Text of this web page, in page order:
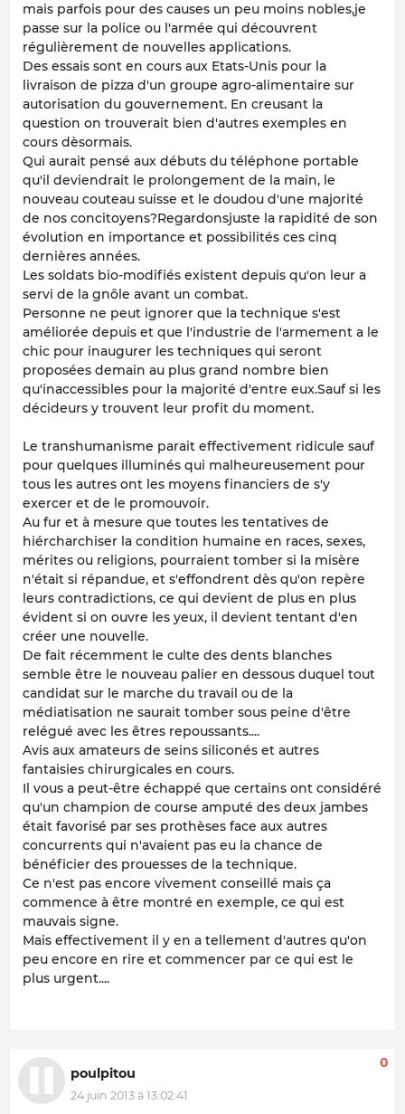
mais parfois pour des causes un peu moins nobles,je
passe sur la police ou l'armée qui découvrent
régulièrement de nouvelles applications.
Des essais sont en cours aux Etats-Unis pour la
livraison de pizza d'un groupe agro-alimentaire sur
autorisation du gouvernement. En creusant la
question on trouverait bien d'autres exemples en
cours dèsormais.
Qui aurait pensé aux débuts du téléphone portable
qu'il deviendrait le prolongement de la main, le
nouveau couteau suisse et le doudou d'une majorité
de nos concitoyens?Regardonsjuste la rapidité de son
évolution en importance et possibilités ces cinq
dernières années.
Les soldats bio-modifiés existent depuis qu'on leur a
servi de la gnôle avant un combat.
Personne ne peut ignorer que la technique s'est
améliorée depuis et que l'industrie de l'armement a le
chic pour inaugurer les techniques qui seront
proposées demain au plus grand nombre bien
qu'inaccessibles pour la majorité d'entre eux.Sauf si les
décideurs y trouvent leur profit du moment.
Le transhumanisme parait effectivement ridicule sauf
pour quelques illuminés qui malheureusement pour
tous les autres ont les moyens financiers de s'y
exercer et de le promouvoir.
Au fur et à mesure que toutes les tentatives de
hiércharchiser la condition humaine en races, sexes,
mérites ou religions, pourraient tomber si la misère
n'était si répandue, et s'effondrent dès qu'on repère
leurs contradictions, ce qui devient de plus en plus
évident si on ouvre les yeux, il devient tentant d'en
créer une nouvelle.
De fait récemment le culte des dents blanches
semble être le nouveau palier en dessous duquel tout
candidat sur le marche du travail ou de la
médiatisation ne saurait tomber sous peine d'être
relégué avec les êtres repoussants....
Avis aux amateurs de seins siliconés et autres
fantaisies chirurgicales en cours.
Il vous a peut-être échappé que certains ont considéré
qu'un champion de course amputé des deux jambes
était favorisé par ses prothèses face aux autres
concurrents qui n'avaient pas eu la chance de
bénéficier des prouesses de la technique.
Ce n'est pas encore vivement conseillé mais ça
commence à être montré en exemple, ce qui est
mauvais signe.
Mais effectivement il y en a tellement d'autres qu'on
peu encore en rire et commencer par ce qui est le
plus urgent....
poulpitou
24 juin 2013 à 13:02:41
0